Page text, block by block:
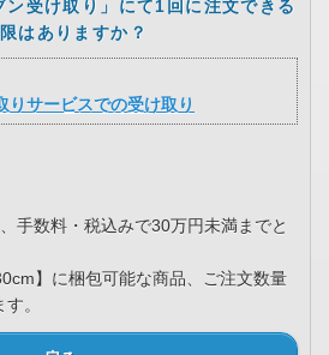
ン受け取り」にて1回に注文できる
はありますか？
りサービスでの受け取り
手数料・税込みで30万円未満までと
】に梱包可能な商品、ご注文数量
。